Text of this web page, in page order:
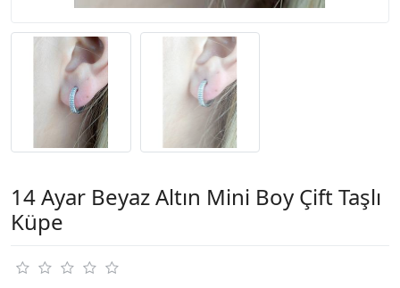
14 Ayar Beyaz Altın Mini Boy Çift Taşlı
Küpe